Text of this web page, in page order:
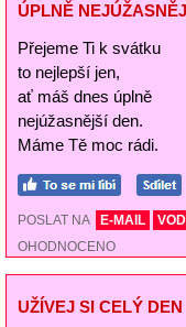
ÚPLNĚ
Přejeme Ti k svátku
to nejlepší jen,
ať máš dnes úplně
nejúžasnější den.
Máme Tě moc rádi.
POSLAT NA E-MAIL
OHODNOCENO
UŽÍVEJ SI CELÝ DEN